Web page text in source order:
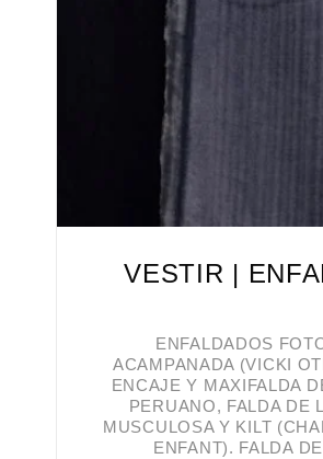
VESTIR |
ENFALDADOS
ACAMPANADA (VICKI
ENCAJE Y MAXIFALDA
PERUANO, FALDA DE
MUSCULOSA Y KILT
ENFANT). FALDA